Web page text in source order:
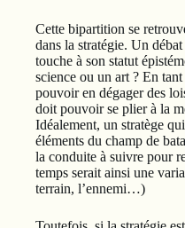
Cette bipartition se
dans la stratégie. Un
touche à son statut
science ou un art ? En
pouvoir en dégager des
doit pouvoir se plier à la
Idéalement, un stratège
éléments du champ de
la conduite à suivre pour
temps serait ainsi une
terrain, l’ennemi…)